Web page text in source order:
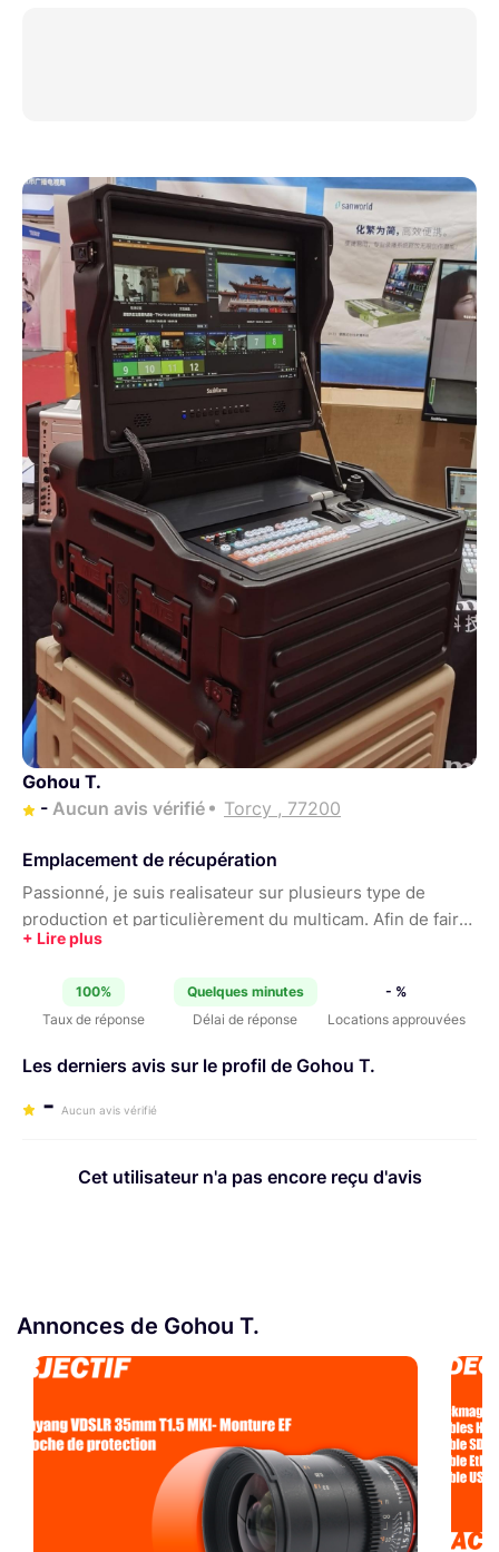
Gohou T.
- Aucun avis vérifié Torcy , 77200
Emplacement de récupération
Passionné, je suis realisateur sur plusieurs type de
production et particulièrement du multicam. Afin de faire
profiter d'autres réalisateur et vidéastes je mets en
100%
Taux de réponse
Quelques minutes
Délai de réponse
- %
Locations approuvées
Les derniers avis sur le profil de Gohou T.
- Aucun avis vérifié
Cet utilisateur n'a pas encore reçu d'avis
Annonces de Gohou T.